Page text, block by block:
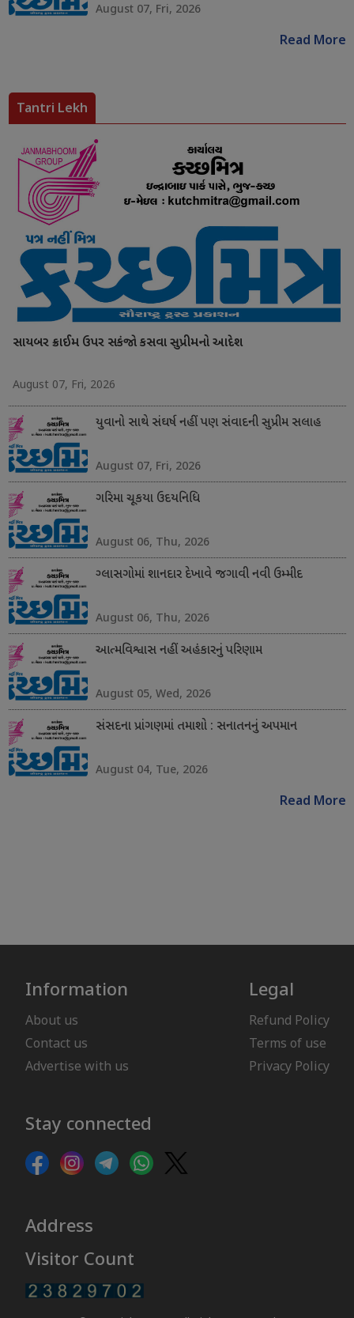
August 07, Fri, 2026
Read More
Tantri Lekh
સાયબર ક્રાઈમ ઉપર સકંજો કસવા સુપ્રીમનો આદેશ
August 07, Fri, 2026
યુવાનો સાથે સંઘર્ષ નહીં પણ સંવાદની સુપ્રીમ સલાહ
August 07, Fri, 2026
ગરિમા ચૂકયા ઉદયનિધિ
August 06, Thu, 2026
ગ્લાસગોમાં શાનદાર દેખાવે જગાવી નવી ઉમ્મીદ
August 06, Thu, 2026
આત્મવિશ્વાસ નહીં અહંકારનું પરિણામ
August 05, Wed, 2026
સંસદના પ્રાંગણમાં તમાશો : સનાતનનું અપમાન
August 04, Tue, 2026
Read More
Information
About us
Contact us
Advertise with us
Legal
Refund Policy
Terms of use
Privacy Policy
Stay connected
Address
Visitor Count